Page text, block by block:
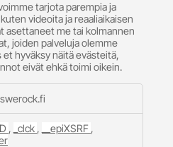
tarjota parempia ja
videoita ja reaaliaikaisen
asettaneet me tai kolmannen
joiden palveluja olemme
hyväksy näitä evästeitä,
eivät ehkä toimi oikein.
swerock.fi
, _clck , __epiXSRF ,